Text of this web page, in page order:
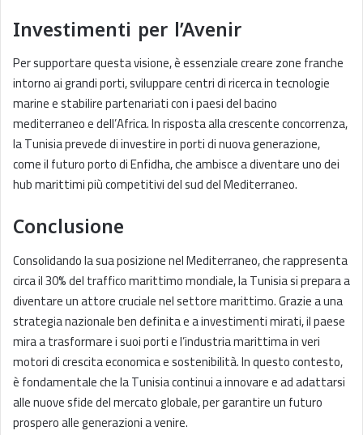
Investimenti per l’Avenir
Per supportare questa visione, è essenziale creare zone franche
intorno ai grandi porti, sviluppare centri di ricerca in tecnologie
marine e stabilire partenariati con i paesi del bacino
mediterraneo e dell’Africa. In risposta alla crescente concorrenza,
la Tunisia prevede di investire in porti di nuova generazione,
come il futuro porto di Enfidha, che ambisce a diventare uno dei
hub marittimi più competitivi del sud del Mediterraneo.
Conclusione
Consolidando la sua posizione nel Mediterraneo, che rappresenta
circa il 30% del traffico marittimo mondiale, la Tunisia si prepara a
diventare un attore cruciale nel settore marittimo. Grazie a una
strategia nazionale ben definita e a investimenti mirati, il paese
mira a trasformare i suoi porti e l’industria marittima in veri
motori di crescita economica e sostenibilità. In questo contesto,
è fondamentale che la Tunisia continui a innovare e ad adattarsi
alle nuove sfide del mercato globale, per garantire un futuro
prospero alle generazioni a venire.